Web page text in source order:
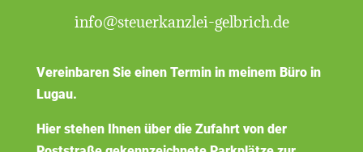
info@steuerkanzlei-gelbrich.de
Vereinbaren Sie einen Termin in meinem Büro in
Lugau.
Hier stehen Ihnen über die Zufahrt von der